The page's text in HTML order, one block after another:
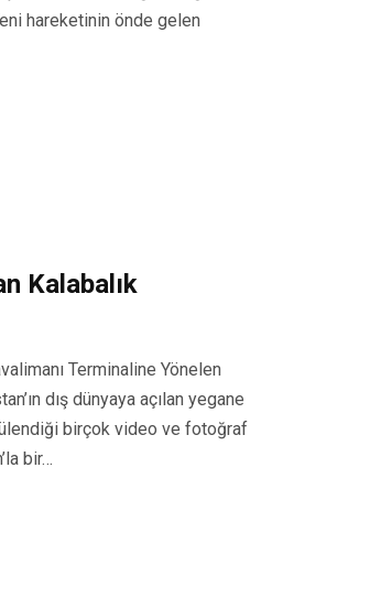
hareketinin önde gelen
Kalabalık
Terminaline Yönelen
dış dünyaya açılan yegane
birçok video ve fotoğraf
bir…